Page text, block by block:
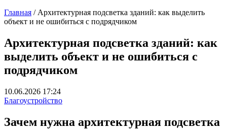
You are here
Главная / Архитектурная подсветка зданий: как выделить
объект и не ошибиться с подрядчиком
Архитектурная подсветка зданий: как
выделить объект и не ошибиться с
подрядчиком
10.06.2026 17:24
Благоустройство
Зачем нужна архитектурная подсветка